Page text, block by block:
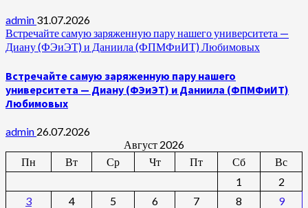
admin 31.07.2026
Встречайте самую заряженную пару нашего университета —
Диану (ФЭиЭТ) и Даниила (ФПМФиИТ) Любимовых
Встречайте самую заряженную пару нашего
университета — Диану (ФЭиЭТ) и Даниила (ФПМФиИТ)
Любимовых
admin 26.07.2026
Август 2026
Пн
Вт Ср Чт Пт Сб
Вс
1
2
3
4 5 6 7 8
9